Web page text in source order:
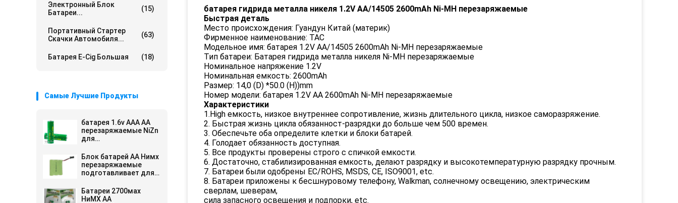
Электронный Блок
Батареи...
(15)
Портативный Стартер
Скачки Автомобиля...
(63)
Батарея E-Cig Большая (18)
Самые Лучшие Продукты
батарея 1.6v AAA AA
перезаряжаемые NiZn
для
электрофонаря
Блок батарей АА Нимх
перезаряжаемые
подготавливает для
2700МАХ для света
СИД
Батареи 2700мах
НиМХ АА
батарея гидрида металла никеля 1.2V AA/14505 2600mAh Ni-MH перезаряжаемые
Быстрая деталь
Место происхождения: Гуандун Китай (материк)
Фирменное наименование: TAC
Модельное имя: батарея 1.2V AA/14505 2600mAh Ni-MH перезаряжаемые
Тип батареи: Батарея гидрида металла никеля Ni-MH перезаряжаемые
Номинальное напряжение 1.2V
Номинальная емкость: 2600mAh
Размер: 14,0 (D) *50.0 (H))mm
Номер модели: батарея 1.2V AA 2600mAh Ni-MH перезаряжаемые
Характеристики
1.High емкость, низкое внутреннее сопротивление, жизнь длительного цикла, низкое саморазряжение.
2. Быстрая жизнь цикла обязанност-разрядки до больше чем 500 времен.
3. Обеспечьте оба определите клетки и блоки батарей.
4. Голодает обязанность доступная.
5. Все продукты проверены строго с спичкой емкости.
6. Достаточно, стабилизированная емкость, делают разрядку и высокотемпературную разрядку прочным.
7. Батареи были одобрены EC/ROHS, MSDS, CE, ISO9001, etc.
8. Батареи приложены к бесшнуровому телефону, Walkman, солнечному освещению, электрическим
сверлам, шеверам,
сила запасного освещения и подпорки, etc.